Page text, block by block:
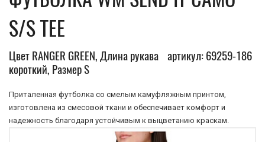
S/S TEE
Цвет RANGER GREEN, Длина рукава
короткий, Размер S
артикул: 69259-186
Приталенная футболка со смелым камуфляжным принтом,
изготовлена из смесовой ткани и обеспечивает комфорт и
надежность благодаря устойчивым к выцветанию краскам.